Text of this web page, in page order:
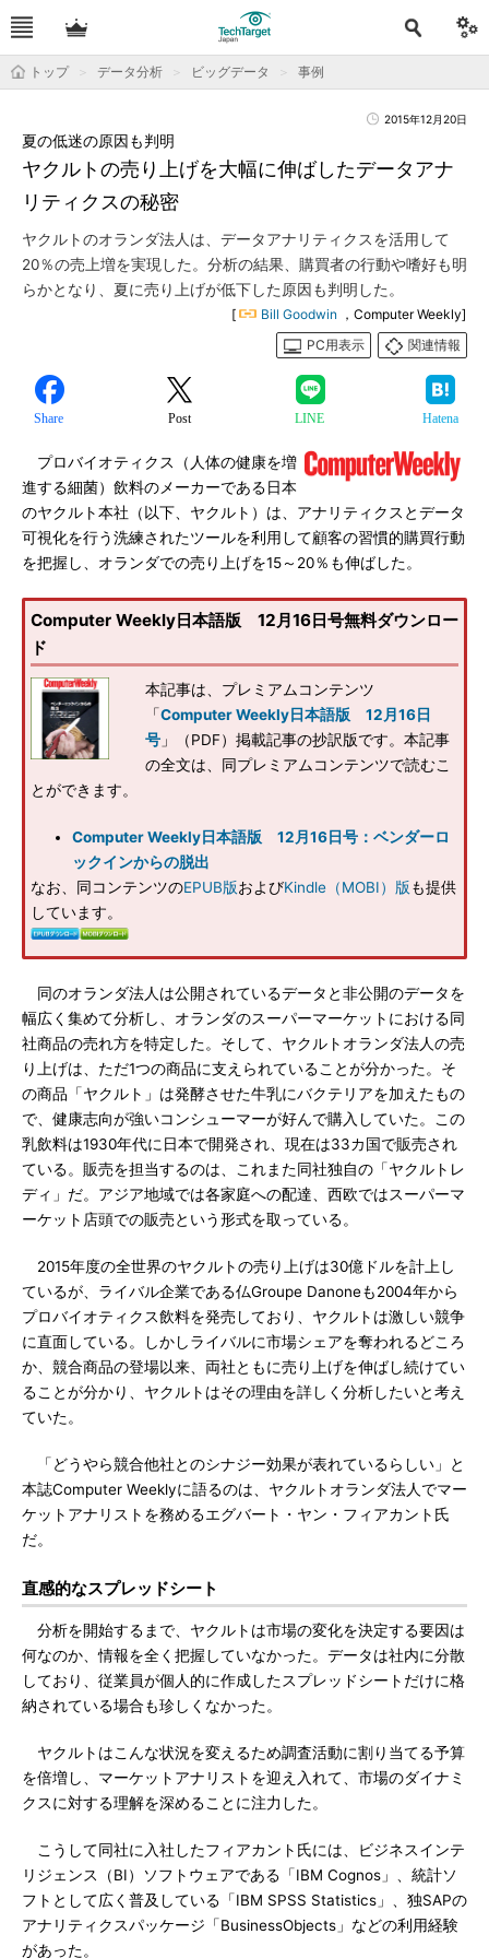
トップ データ分析 ビッグデータ 事例
2015年12月20日
ヤクルトの売り上げを大幅に伸ばしたデータアナ
リティクスの秘密
夏の低迷の原因も判明
ヤクルトのオランダ法人は、データアナリティクスを活用して
20％の売上増を実現した。分析の結果、購買者の行動や嗜好も明
らかとなり、夏に売り上げが低下した原因も判明した。
[ Bill Goodwin ，Computer Weekly]
PC用表示
関連情報
Share Post LINE Hatena
プロバイオティクス（人体の健康を増
進する細菌）飲料のメーカーである日本
のヤクルト本社（以下、ヤクルト）は、アナリティクスとデータ
可視化を行う洗練されたツールを利用して顧客の習慣的購買行動
を把握し、オランダでの売り上げを15～20％も伸ばした。
Computer Weekly日本語版 12月16日号無料ダウンロー
ド
本記事は、プレミアムコンテンツ
「Computer Weekly日本語版 12月16日
号 」（PDF）掲載記事の抄訳版です。本記事
の全文は、同プレミアムコンテンツで読むこ
とができます。
Computer Weekly日本語版 12月16日号：ベンダーロ
ックインからの脱出
なお、同コンテンツのEPUB版およびKindle（MOBI）版も提供
しています。
同のオランダ法人は公開されているデータと非公開のデータを
幅広く集めて分析し、オランダのスーパーマーケットにおける同
社商品の売れ方を特定した。そして、ヤクルトオランダ法人の売
り上げは、ただ1つの商品に支えられていることが分かった。そ
の商品「ヤクルト」は発酵させた牛乳にバクテリアを加えたもの
で、健康志向が強いコンシューマーが好んで購入していた。この
乳飲料は1930年代に日本で開発され、現在は33カ国で販売され
ている。販売を担当するのは、これまた同社独自の「ヤクルトレ
ディ」だ。アジア地域では各家庭への配達、西欧ではスーパーマ
ーケット店頭での販売という形式を取っている。
2015年度の全世界のヤクルトの売り上げは30億ドルを計上し
ているが、ライバル企業である仏Groupe Danoneも2004年から
プロバイオティクス飲料を発売しており、ヤクルトは激しい競争
に直面している。しかしライバルに市場シェアを奪われるどころ
か、競合商品の登場以来、両社ともに売り上げを伸ばし続けてい
ることが分かり、ヤクルトはその理由を詳しく分析したいと考え
ていた。
「どうやら競合他社とのシナジー効果が表れているらしい」と
本誌Computer Weeklyに語るのは、ヤクルトオランダ法人でマー
ケットアナリストを務めるエグバート・ヤン・フィアカント氏
だ。
直感的なスプレッドシート
分析を開始するまで、ヤクルトは市場の変化を決定する要因は
何なのか、情報を全く把握していなかった。データは社内に分散
しており、従業員が個人的に作成したスプレッドシートだけに格
納されている場合も珍しくなかった。
ヤクルトはこんな状況を変えるため調査活動に割り当てる予算
を倍増し、マーケットアナリストを迎え入れて、市場のダイナミ
クスに対する理解を深めることに注力した。
こうして同社に入社したフィアカント氏には、ビジネスインテ
リジェンス（BI）ソフトウェアである「IBM Cognos」、統計ソ
フトとして広く普及している「IBM SPSS Statistics」、独SAPの
アナリティクスパッケージ「BusinessObjects」などの利用経験
があった。